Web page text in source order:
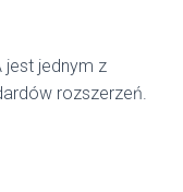
jest jednym z
rozszerzeń.